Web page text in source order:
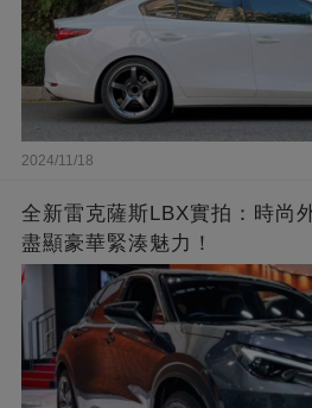
2024/11/18
全新雷克薩斯LBX實拍：時尚
盡顯豪華緊湊魅力！